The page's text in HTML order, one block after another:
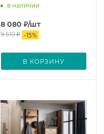
в наличии
8 080 ₽/шт
9 510₽ -15%
В КОРЗИНУ